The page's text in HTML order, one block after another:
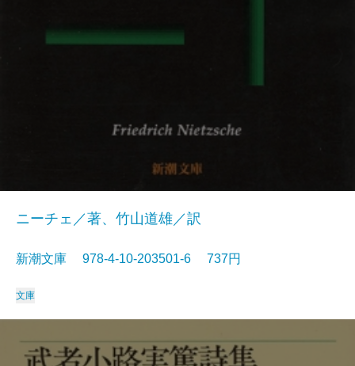
ニーチェ／著、竹山道雄／訳
新潮文庫 978-4-10-203501-6 737円
文庫